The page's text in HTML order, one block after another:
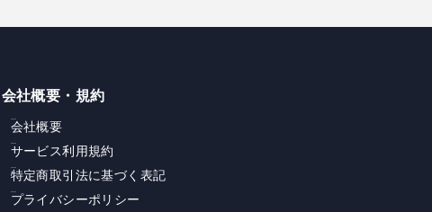
会社概要・規約
会社概要
サービス利用規約
特定商取引法に基づく表記
プライバシーポリシー